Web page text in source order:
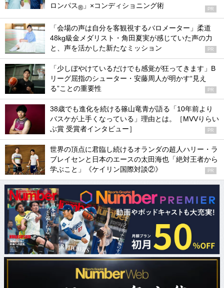
ロンパス® 」×コンディショニング術 PR
「会場の声は自分を客観視するバロメーター」柔道
48kg級金メダリスト・角田夏実が感じていた声の力
と、声を活かした新たなミッション
PR
「少しぼやけているだけでも感覚が狂ってきます」B
リーグ屈指のシューター・安藤周人が明かす“見え
る”ことの重要性
PR
38歳でも進化を続ける篠山竜青が語る「10年前より
バスケが上手くなっている」理由とは。［MVVりらい
ぶ賞 受賞者インタビュー］
PR
世界の頂点に君臨し続けるオランダの超人ハリー・ラ
ブレイセンと日本のエースの太田海也「絶対王者から
学ぶこと」《ケイリン国際対談②》
PR